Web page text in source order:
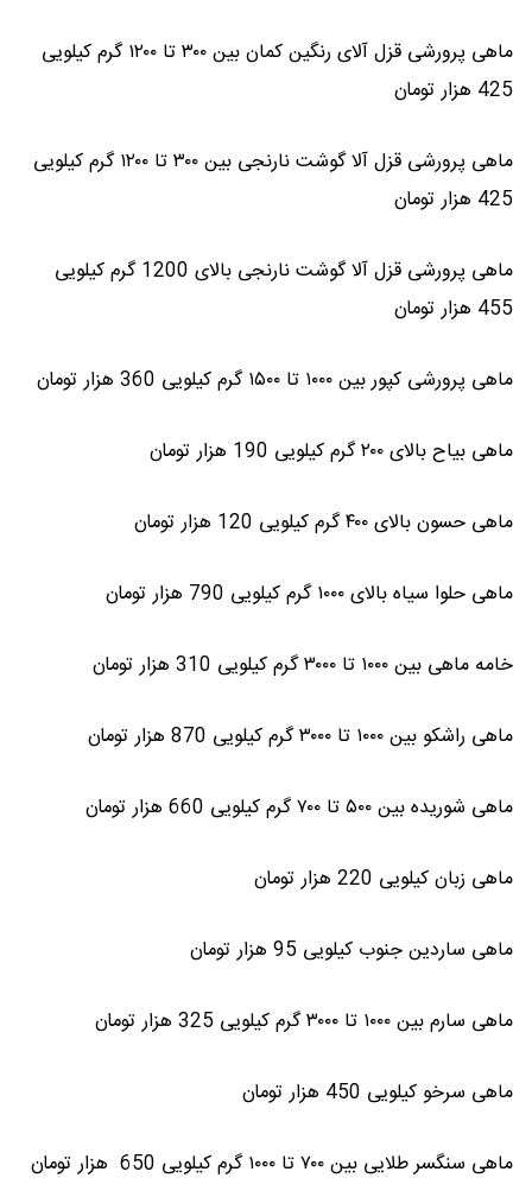
ماهی پرورشی قزل آلای رنگین کمان بین ۳۰۰ تا ۱۲۰۰ گرم کیلویی
425 هزار تومان
ماهی پرورشی قزل آلا گوشت نارنجی بین ۳۰۰ تا ۱۲۰۰ گرم کیلویی
425 هزار تومان
ماهی پرورشی قزل آلا گوشت نارنجی بالای 1200 گرم کیلویی
455 هزار تومان
ماهی پرورشی کپور بین ۱۰۰۰ تا ۱۵۰۰ گرم کیلویی 360 هزار تومان
ماهی بیاح بالای ۲۰۰ گرم کیلویی 190 هزار تومان
ماهی حسون بالای ۴۰۰ گرم کیلویی 120 هزار تومان
ماهی حلوا سیاه بالای ۱۰۰۰ گرم کیلویی 790 هزار تومان
خامه ماهی بین ۱۰۰۰ تا ۳۰۰۰ گرم کیلویی 310 هزار تومان
ماهی راشکو بین ۱۰۰۰ تا ۳۰۰۰ گرم کیلویی 870 هزار تومان
ماهی شوریده بین ۵۰۰ تا ۷۰۰ گرم کیلویی 660 هزار تومان
ماهی زبان کیلویی 220 هزار تومان
ماهی ساردین جنوب کیلویی 95 هزار تومان
ماهی سارم بین ۱۰۰۰ تا ۳۰۰۰ گرم کیلویی 325 هزار تومان
ماهی سرخو کیلویی 450 هزار تومان
ماهی سنگسر طلایی بین ۷۰۰ تا ۱۰۰۰ گرم کیلویی 650 هزار تومان